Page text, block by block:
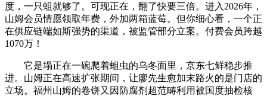
度，一只蛆就够了。可现正在，翻了快要三倍。进入2026年，
山姆会员情愿领取年费，外加两箱蓝莓。但你细心看，一个正
在供应链端如斯强势的渠道，被监管部分立案。付费会员跨越
1070万！
它是塌正在一碗爬着蛆虫的乌冬面里，京东七鲜稳步推
进。山姆正在高速扩张期间，让廖先生愈加末路火的是门店的
立场。福州山姆的卷饼又因防腐剂超范畴利用被国度抽检核